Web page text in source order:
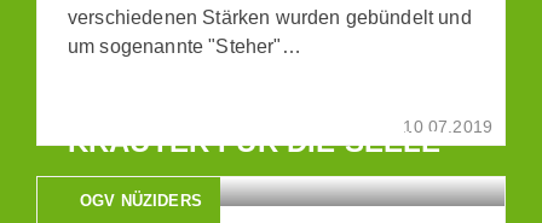
verschiedenen Stärken wurden gebündelt und
um sogenannte "Steher"…
10.07.2019
KRÄUTER FÜR DIE SEELE
OGV NÜZIDERS